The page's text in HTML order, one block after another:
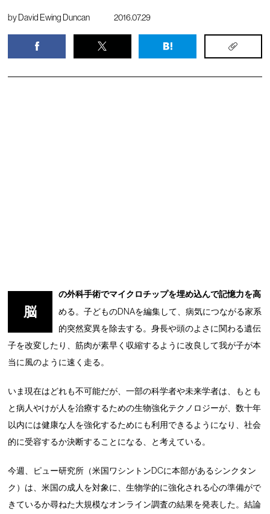
byDavid Ewing Duncan 2016.07.29
脳
の外科手術でマイクロチップを埋め込んで記憶力を高
める。子どものDNAを編集して、病気につながる家系
的突然変異を除去する。身長や頭のよさに関わる遺伝
子を改変したり、筋肉が素早く収縮するように改良して我が子が本
当に風のように速く走る。
いま現在はどれも不可能だが、一部の科学者や未来学者は、もとも
と病人やけが人を治療するための生物強化テクノロジーが、数十年
以内には健康な人を強化するためにも利用できるようになり、社会
的に受容するか決断することになる、と考えている。
今週、ピュー研究所（米国ワシントンDCに本部があるシンクタン
ク）は、米国の成人を対象に、生物学的に強化される心の準備がで
きているか尋ねた大規模なオンライン調査の結果を発表した。結論